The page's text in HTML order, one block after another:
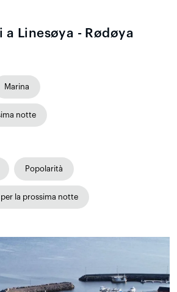
Linesøya - Rødøya
Marina
notte
Popolarità
la prossima notte